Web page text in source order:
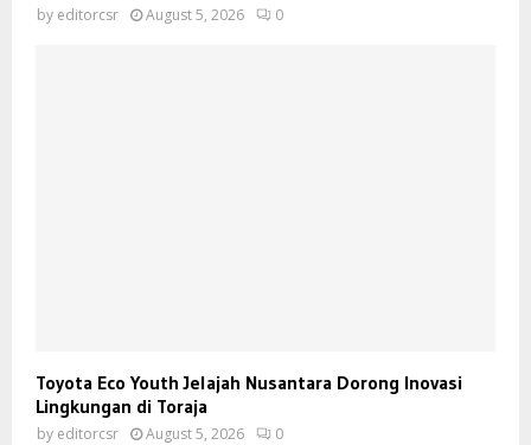
by editorcsr August 5, 2026 0
Toyota Eco Youth Jelajah Nusantara Dorong Inovasi
Lingkungan di Toraja
by editorcsr August 5, 2026 0